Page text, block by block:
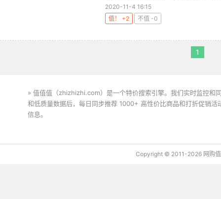
2020-11-4 16:15
值！ +2
不值 -0
1
» 值值值（zhizhizhi.com）是一个特价搜索引擎。我们实时监控和
和低质量数据后，每日同步推荐 1000+ 高性价比商品和打折促销
信息。
Copyright © 2011-2026 网购